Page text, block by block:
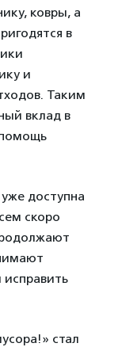
ковры, а
в
и
Таким
вклад в
доступна
скоро
стал